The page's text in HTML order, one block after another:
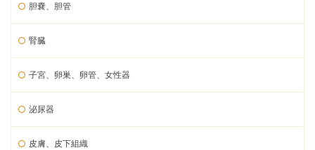
胆嚢、胆管
腎臓
子宮、卵巣、卵管、女性器
泌尿器
皮膚、皮下組織